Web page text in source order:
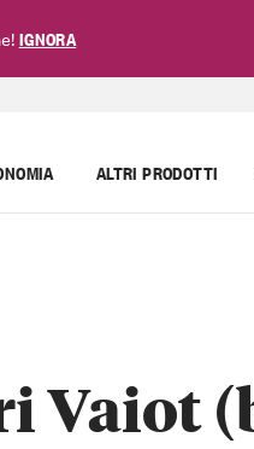
ALTRI PRODOTTI
Vaiot
IGNORA